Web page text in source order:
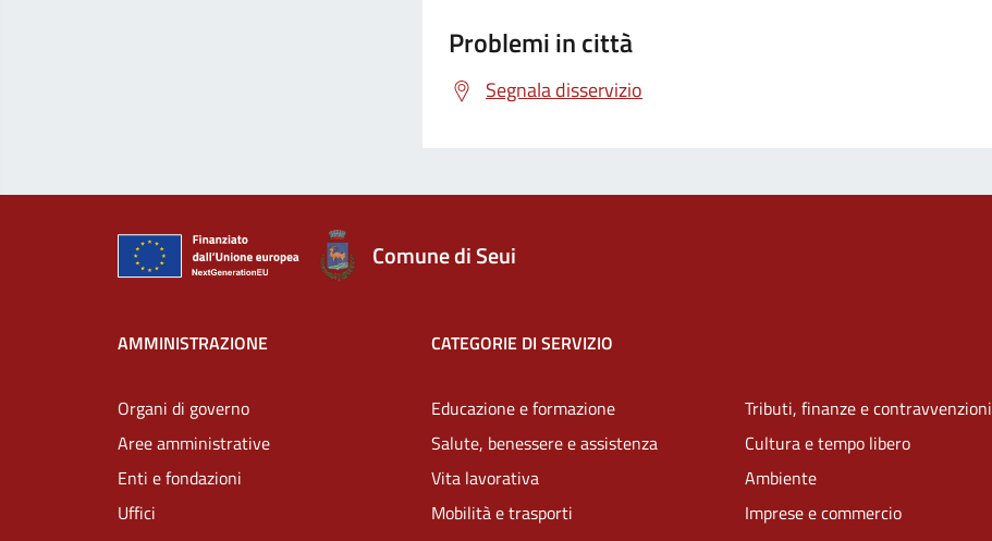
Problemi in città
Segnala disservizio
Comune di Seui
AMMINISTRAZIONE
Organi di governo
Aree amministrative
Enti e fondazioni
Uffici
CATEGORIE DI SERVIZIO
Educazione e formazione
Salute, benessere e assistenza
Vita lavorativa
Mobilità e trasporti
Tributi, finanze e contravvenzioni
Cultura e tempo libero
Ambiente
Imprese e commercio